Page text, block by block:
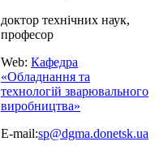
доктор технічних наук,
професор
Web: Кафедра
«Обладнання та
технологій зварювального
виробництва»
E-mail:sp@dgma.donetsk.ua